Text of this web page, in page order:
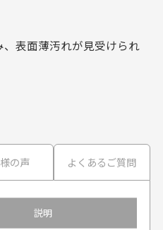
、表面薄汚れが見受けられ
の声 よくあるご質問
説明